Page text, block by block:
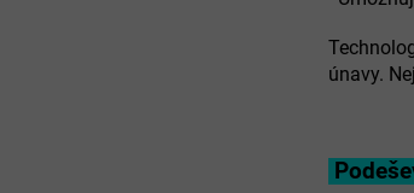
únavy.